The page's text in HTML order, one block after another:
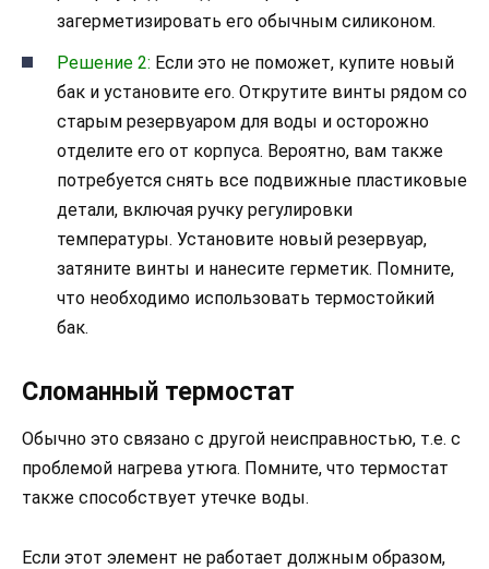
загерметизировать его обычным силиконом.
Решение 2: Если это не поможет, купите новый
бак и установите его. Открутите винты рядом со
старым резервуаром для воды и осторожно
отделите его от корпуса. Вероятно, вам также
потребуется снять все подвижные пластиковые
детали, включая ручку регулировки
температуры. Установите новый резервуар,
затяните винты и нанесите герметик. Помните,
что необходимо использовать термостойкий
бак.
Сломанный термостат
Обычно это связано с другой неисправностью, т.е. с
проблемой нагрева утюга. Помните, что термостат
также способствует утечке воды.
Если этот элемент не работает должным образом,